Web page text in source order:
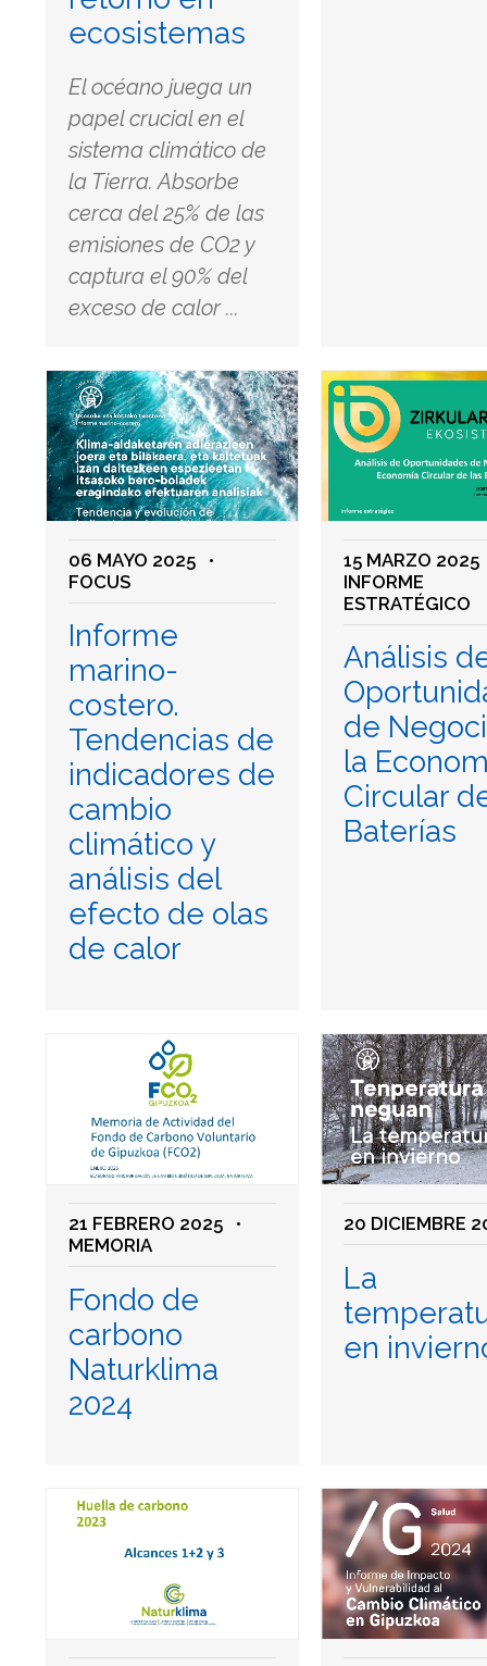
ecosistemas
El océano juega un
papel crucial en el
sistema climático de
la Tierra. Absorbe
cerca del 25% de las
emisiones de CO2 y
captura el 90% del
exceso de calor ...
06 MAYO 2025•
FOCUS
Informe
marino-
costero.
Tendencias de
indicadores de
cambio
climático y
análisis del
efecto de olas
de calor
15 MARZO 2025
INFORME
ESTRATÉGICO
Análisis
de
la
Circular
Baterías
21 FEBRERO 2025•
MEMORIA
Fondo de
carbono
Naturklima
2024
20 DICIEMBRE
La
en